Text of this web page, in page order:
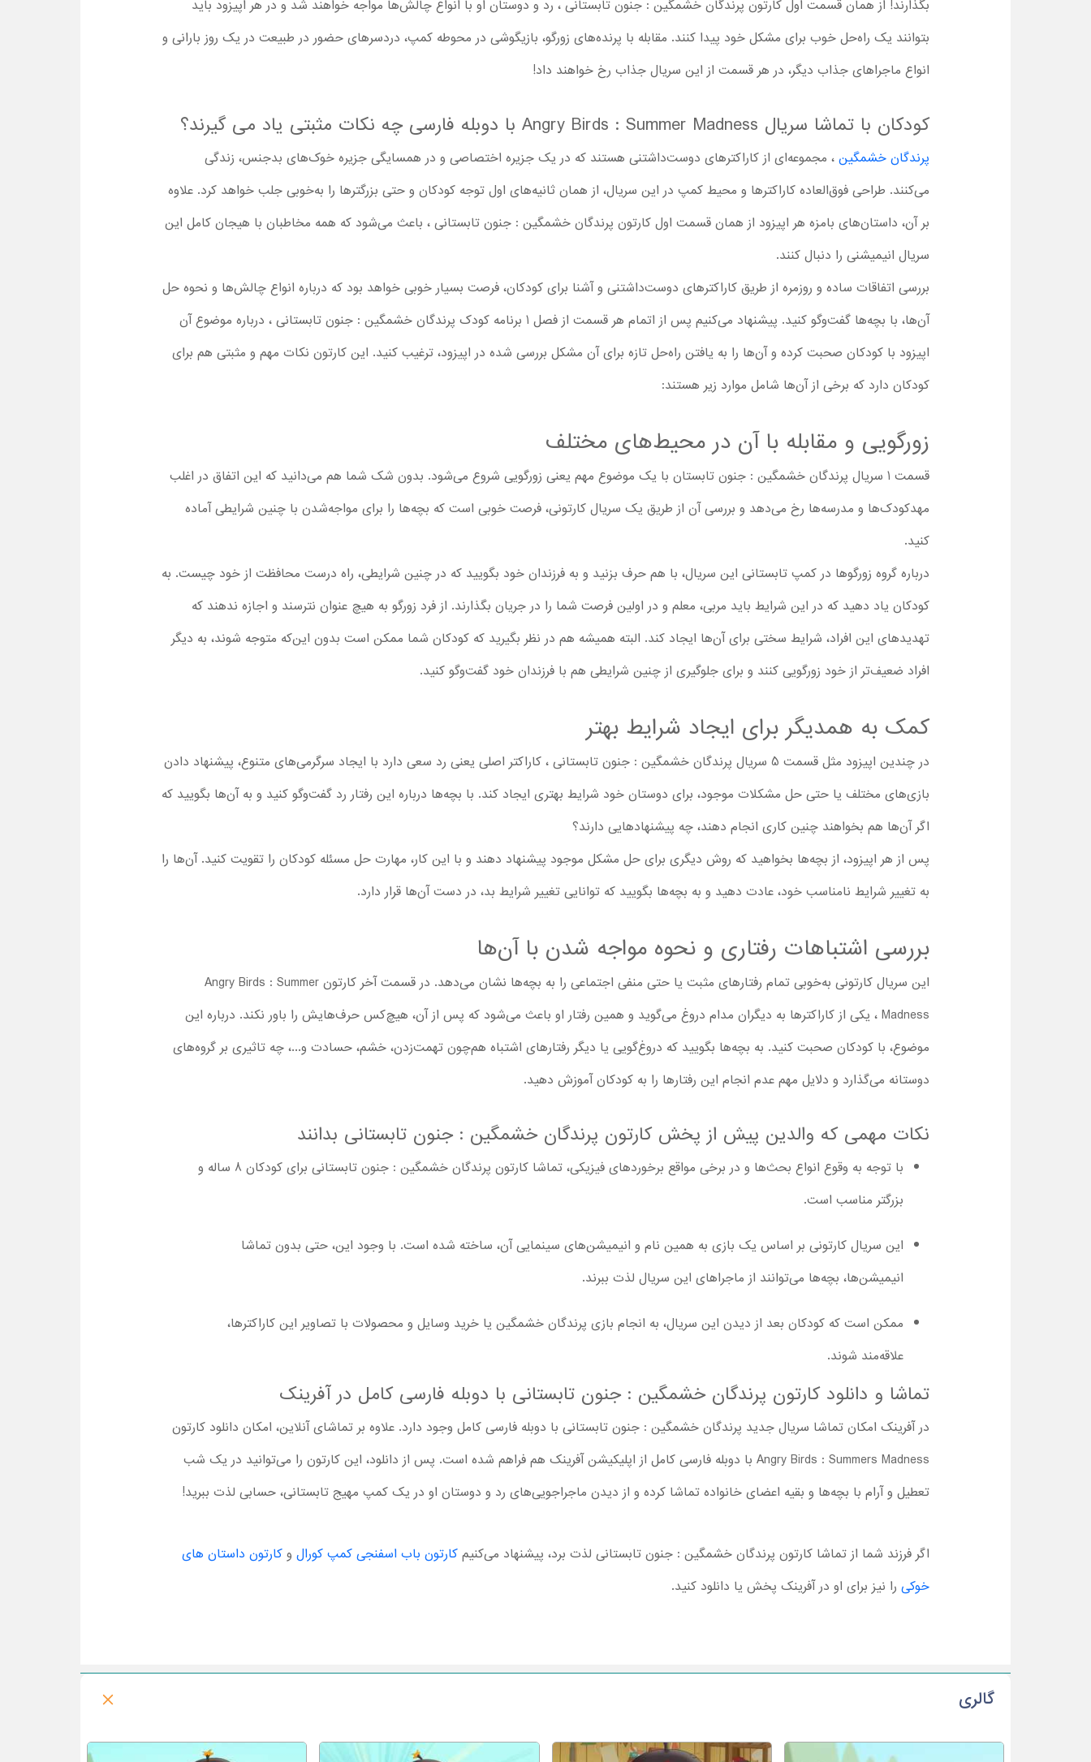
بگذارند! از همان قسمت اول کارتون پرندگان خشمگین : جنون تابستانی ، رد و دوستان او با انواع چالش‌ها مواجه خواهند شد و در هر اپیزود باید
بتوانند یک راه‌حل خوب برای مشکل خود پیدا کنند. مقابله با پرنده‌های زورگو، بازیگوشی در محوطه کمپ، دردسرهای حضور در طبیعت در یک روز بارانی و
انواع ماجراهای جذاب دیگر، در هر قسمت از این سریال جذاب رخ خواهند داد!
کودکان با تماشا سریال Angry Birds : Summer Madness با دوبله فارسی چه نکات مثبتی یاد می گیرند؟
پرندگان خشمگین ، مجموعه‌ای از کاراکترهای دوست‌داشتنی هستند که در یک جزیره اختصاصی و در همسایگی جزیره خوک‌های بدجنس، زندگی
می‌کنند. طراحی فوق‌العاده کاراکترها و محیط کمپ در این سریال، از همان ثانیه‌های اول توجه کودکان و حتی بزرگترها را به‌خوبی جلب خواهد کرد. علاوه
بر آن، داستان‌های بامزه هر اپیزود از همان قسمت اول کارتون پرندگان خشمگین : جنون تابستانی ، باعث می‌شود که همه مخاطبان با هیجان کامل این
سریال انیمیشنی را دنبال کنند.
بررسی اتفاقات ساده و روزمره از طریق کاراکترهای دوست‌داشتنی و آشنا برای کودکان، فرصت بسیار خوبی خواهد بود که درباره انواع چالش‌ها و نحوه حل
آن‌ها، با بچه‌ها گفت‌وگو کنید. پیشنهاد می‌کنیم پس از اتمام هر قسمت از فصل 1 برنامه کودک پرندگان خشمگین : جنون تابستانی ، درباره موضوع آن
اپیزود با کودکان صحبت کرده و آن‌ها را به یافتن راه‌حل تازه برای آن مشکل بررسی شده در اپیزود، ترغیب کنید. این کارتون نکات مهم و مثبتی هم برای
کودکان دارد که برخی از آن‌ها شامل موارد زیر هستند:
زورگویی و مقابله با آن در محیط‌های مختلف
قسمت 1 سریال پرندگان خشمگین : جنون تابستان با یک موضوع مهم یعنی زورگویی شروع می‌شود. بدون شک شما هم می‌دانید که این اتفاق در اغلب
مهدکودک‌ها و مدرسه‌ها رخ می‌دهد و بررسی آن از طریق یک سریال کارتونی، فرصت خوبی است که بچه‌ها را برای مواجه‌شدن با چنین شرایطی آماده
کنید.
درباره گروه زورگوها در کمپ تابستانی این سریال، با هم حرف بزنید و به فرزندان خود بگویید که در چنین شرایطی، راه درست محافظت از خود چیست. به
کودکان یاد دهید که در این شرایط باید مربی، معلم و در اولین فرصت شما را در جریان بگذارند. از فرد زورگو به هیچ عنوان نترسند و اجازه ندهند که
تهدیدهای این افراد، شرایط سختی برای آن‌ها ایجاد کند. البته همیشه هم در نظر بگیرید که کودکان شما ممکن است بدون این‌که متوجه شوند، به دیگر
افراد ضعیف‌تر از خود زورگویی کنند و برای جلوگیری از چنین شرایطی هم با فرزندان خود گفت‌وگو کنید.
کمک به همدیگر برای ایجاد شرایط بهتر
در چندین اپیزود مثل قسمت 5 سریال پرندگان خشمگین : جنون تابستانی ، کاراکتر اصلی یعنی رد سعی دارد با ایجاد سرگرمی‌های متنوع، پیشنهاد دادن
بازی‌های مختلف یا حتی حل مشکلات موجود، برای دوستان خود شرایط بهتری ایجاد کند. با بچه‌ها درباره این رفتار رد گفت‌‌وگو کنید و به آن‌ها بگویید که
اگر آن‌ها هم بخواهند چنین کاری انجام دهند، چه پیشنهادهایی دارند؟
پس از هر اپیزود، از بچه‌ها بخواهید که روش دیگری برای حل مشکل موجود پیشنهاد دهند و با این کار، مهارت حل مسئله کودکان را تقویت کنید. آن‌ها را
به تغییر شرایط نامناسب خود، عادت دهید و به بچه‌ها بگویید که توانایی تغییر شرایط بد، در دست آن‌ها قرار دارد.
بررسی اشتباهات رفتاری و نحوه مواجه شدن با آن‌ها
این سریال کارتونی به‌خوبی تمام رفتارهای مثبت یا حتی منفی اجتماعی را به بچه‌ها نشان می‌دهد. در قسمت آخر کارتونAngry Birds : Summer
Madness ، یکی از کاراکترها به دیگران مدام دروغ می‌گوید و همین رفتار او باعث می‌شود که پس از آن، هیچ‌کس حرف‌هایش را باور نکند. درباره این
موضوع، با کودکان صحبت کنید. به بچه‌ها بگویید که دروغ‌گویی یا دیگر رفتارهای اشتباه هم‌چون تهمت‌زدن، خشم، حسادت و...، چه تاثیری بر گروه‌های
دوستانه می‌گذارد و دلایل مهم عدم انجام این رفتارها را به کودکان آموزش دهید.
نکات مهمی که والدین پیش از پخش کارتون پرندگان خشمگین : جنون تابستانی بدانند
با توجه به وقوع انواع بحث‌ها و در برخی مواقع برخوردهای فیزیکی، تماشا کارتون پرندگان خشمگین : جنون تابستانی برای کودکان 8 ساله و
بزرگتر مناسب است.
این سریال کارتونی بر اساس یک بازی به همین نام و انیمیشن‌های سینمایی آن، ساخته شده است. با وجود این، حتی بدون تماشا
انیمیشن‌ها، بچه‌ها می‌توانند از ماجراهای این سریال لذت ببرند.
ممکن است که کودکان بعد از دیدن این سریال، به انجام بازی پرندگان خشمگین یا خرید وسایل و محصولات با تصاویر این کاراکترها،
علاقه‌مند شوند.
تماشا و دانلود کارتون پرندگان خشمگین : جنون تابستانی با دوبله فارسی کامل در آفرینک
در آفرینک امکان تماشا سریال جدید پرندگان خشمگین : جنون تابستانی با دوبله فارسی کامل وجود دارد. علاوه بر تماشای آنلاین، امکان دانلود کارتون
Angry Birds : Summers Madness با دوبله فارسی کامل از اپلیکیشن آفرینک هم فراهم شده است. پس از دانلود، این کارتون را می‌توانید در یک شب
تعطیل و آرام با بچه‌ها و بقیه اعضای خانواده تماشا کرده و از دیدن ماجراجویی‌های رد و دوستان او در یک کمپ مهیج تابستانی، حسابی لذت ببرید!
اگر فرزند شما از تماشا کارتون پرندگان خشمگین : جنون تابستانی لذت برد، پیشنهاد می‌کنیم کارتون باب اسفنجی کمپ کورال و کارتون داستان های
خوکی را نیز برای او در آفرینک پخش یا دانلود کنید.
گالری